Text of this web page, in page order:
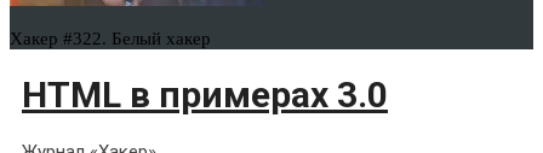
Хакер #322. Белый хакер
HTML в примерах 3.0